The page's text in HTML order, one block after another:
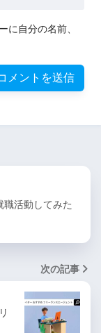
に自分の名前、
活動してみた
次の記事